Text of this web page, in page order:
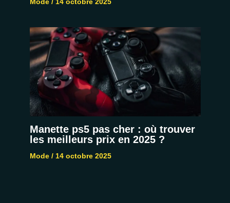
Mode/ 14 octobre 2025
Manette ps5 pas cher : où trouver
les meilleurs prix en 2025 ?
Mode/ 14 octobre 2025